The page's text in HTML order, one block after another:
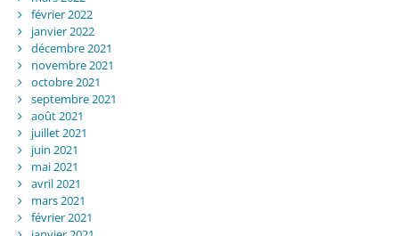
février 2022
janvier 2022
décembre 2021
novembre 2021
octobre 2021
septembre 2021
août 2021
juillet 2021
juin 2021
mai 2021
avril 2021
mars 2021
février 2021